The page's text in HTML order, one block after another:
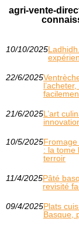
agri-vente-
10/10/2025
22/6/2025
21/6/2025L’art
10/5/2025Fromage
: la tome
terroir
11/4/2025Pâté
revisité
09/4/2025Plats
Basque,